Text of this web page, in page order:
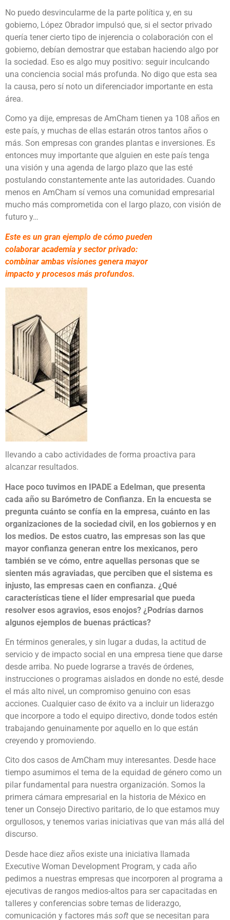
No puedo desvincularme de la parte política y, en su
gobierno, López Obrador impulsó que, si el sector privado
quería tener cierto tipo de injerencia o colaboración con el
gobierno, debían demostrar que estaban haciendo algo por
la sociedad. Eso es algo muy positivo: seguir inculcando
una conciencia social más profunda. No digo que esta sea
la causa, pero sí noto un diferenciador importante en esta
área.
Como ya dije, empresas de AmCham tienen ya 108 años en
este país, y muchas de ellas estarán otros tantos años o
más. Son empresas con grandes plantas e inversiones. Es
entonces muy importante que alguien en este país tenga
una visión y una agenda de largo plazo que las esté
postulando constantemente ante las autoridades. Cuando
menos en AmCham sí vemos una comunidad empresarial
mucho más comprometida con el largo plazo, con visión de
futuro y…
Este es un gran ejemplo de cómo pueden
colaborar academia y sector privado:
combinar ambas visiones genera mayor
impacto y procesos más profundos.
llevando a cabo actividades de forma proactiva para
alcanzar resultados.
Hace poco tuvimos en IPADE a Edelman, que presenta
cada año su Barómetro de Confianza. En la encuesta se
pregunta cuánto se confía en la empresa, cuánto en las
organizaciones de la sociedad civil, en los gobiernos y en
los medios. De estos cuatro, las empresas son las que
mayor confianza generan entre los mexicanos, pero
también se ve cómo, entre aquellas personas que se
sienten más agraviadas, que perciben que el sistema es
injusto, las empresas caen en confianza. ¿Qué
características tiene el líder empresarial que pueda
resolver esos agravios, esos enojos? ¿Podrías darnos
algunos ejemplos de buenas prácticas?
En términos generales, y sin lugar a dudas, la actitud de
servicio y de impacto social en una empresa tiene que darse
desde arriba. No puede lograrse a través de órdenes,
instrucciones o programas aislados en donde no esté, desde
el más alto nivel, un compromiso genuino con esas
acciones. Cualquier caso de éxito va a incluir un liderazgo
que incorpore a todo el equipo directivo, donde todos estén
trabajando genuinamente por aquello en lo que están
creyendo y promoviendo.
Cito dos casos de AmCham muy interesantes. Desde hace
tiempo asumimos el tema de la equidad de género como un
pilar fundamental para nuestra organización. Somos la
primera cámara empresarial en la historia de México en
tener un Consejo Directivo paritario, de lo que estamos muy
orgullosos, y tenemos varias iniciativas que van más allá del
discurso.
Desde hace diez años existe una iniciativa llamada
Executive Woman Development Program, y cada año
pedimos a nuestras empresas que incorporen al programa a
ejecutivas de rangos medios-altos para ser capacitadas en
talleres y conferencias sobre temas de liderazgo,
comunicación y factores más soft que se necesitan para